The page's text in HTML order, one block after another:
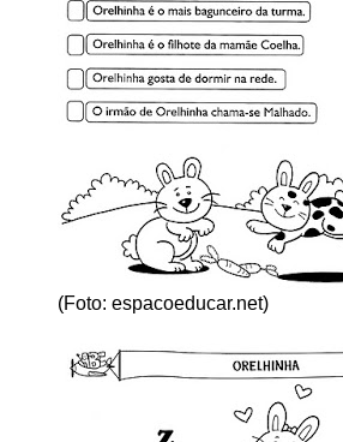
(Foto: espacoeducar.net)